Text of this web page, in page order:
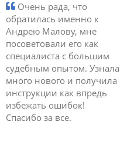
Очень рада, что
обратилась именно к
Андрею Малову, мне
посоветовали его как
специалиста с большим
судебным опытом. Узнала
много нового и получила
инструкции как впредь
избежать ошибок!
Спасибо за все.